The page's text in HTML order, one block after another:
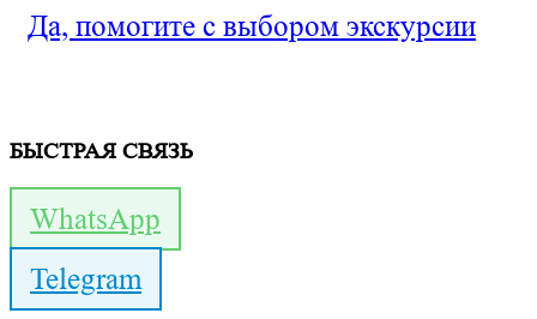
Да, помогите с выбором экскурсии
БЫСТРАЯ СВЯЗЬ
WhatsApp
Telegram